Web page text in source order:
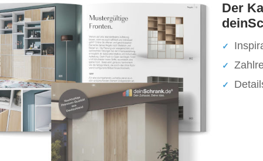
Der